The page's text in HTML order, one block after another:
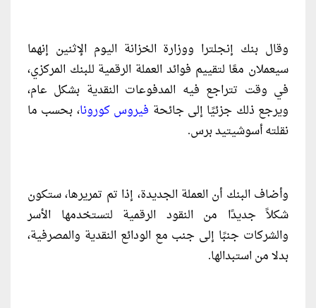
وقال بنك إنجلترا ووزارة الخزانة اليوم الإثنين إنهما
سيعملان معًا لتقييم فوائد العملة الرقمية للبنك المركزي،
في وقت تتراجع فيه المدفوعات النقدية بشكل عام،
ويرجع ذلك جزئيًا إلى جائحة فيروس كورونا، بحسب ما
نقلته أسوشيتيد برس.
وأضاف البنك أن العملة الجديدة، إذا تم تمريرها، ستكون
شكلاً جديدًا من النقود الرقمية لتستخدمها الأسر
والشركات جنبًا إلى جنب مع الودائع النقدية والمصرفية،
بدلا من استبدالها.